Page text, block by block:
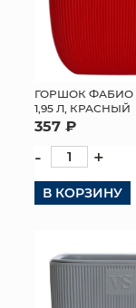
ГОРШОК ФАБИО
1,95 Л, КРАСНЫЙ
357 ₽
- +
В КОРЗИНУ